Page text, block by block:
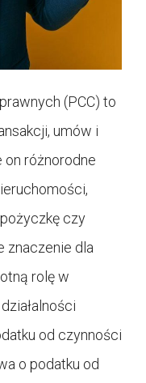
(PCC) to
umów i
on różnorodne
czy
znaczenie dla
rolę w
od czynności
o podatku od